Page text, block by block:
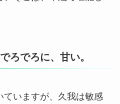
ろでろに、甘い。
ていますが、久我は敏感